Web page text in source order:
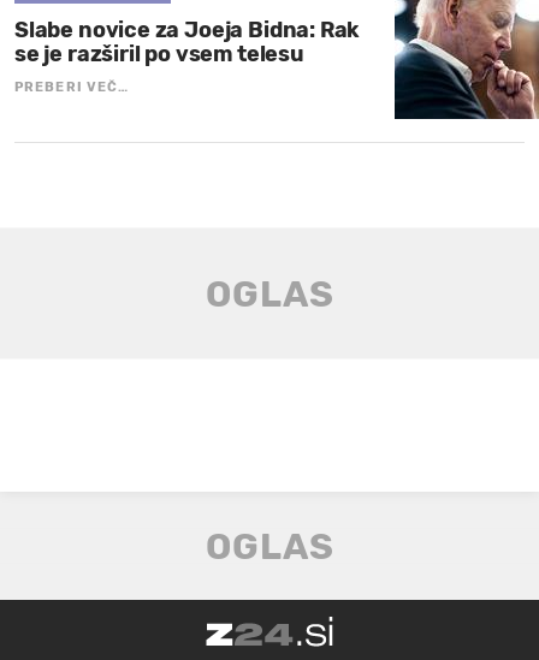
Slabe novice za Joeja Bidna: Rak
se je razširil po vsem telesu
PREBERI VEČ…